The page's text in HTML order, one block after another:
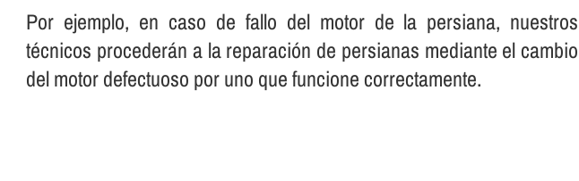
Por ejemplo, en caso de fallo del motor de la persiana, nuestros
técnicos procederán a la reparación de persianas mediante el cambio
del motor defectuoso por uno que funcione correctamente.